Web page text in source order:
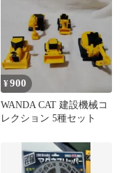
¥900
WANDA CAT 建設機械コ
レクション 5種セット